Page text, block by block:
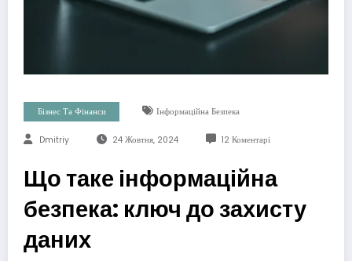
Бізнес Та Фінанси Інформаційна Безпека
Dmitriy 24 Жовтня, 2024 12 Коментарі
Що таке інформаційна
безпека: ключ до захисту
даних